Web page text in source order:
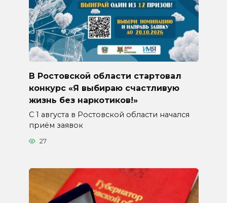
В Ростовской области стартовал
конкурс «Я выбираю счастливую
жизнь без наркотиков!»
С 1 августа в Ростовской области начался
приём заявок
27